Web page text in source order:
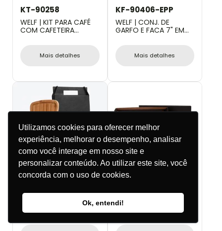
Utilizamos cookies para oferecer melhor
experiência, melhorar o desempenho, analisar
como você interage em nosso site e
personalizar conteúdo. Ao utilizar este site, você
concorda com o uso de cookies.
Ok, entendi!
KT-90258
WELF | KIT PARA CAFÉ
COM CAFETEIRA
Mais detalhes
KF-90406-EPP
WELF | CONJ. DE
GARFO E FACA 7" EM
Mais detalhes
WELF | KIT MIGALHEIRA E
FACA PARA PÃO - 2
WELF | KIT PETISCO E